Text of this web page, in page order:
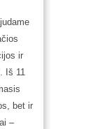
ir
Iš 11
bet ir
–